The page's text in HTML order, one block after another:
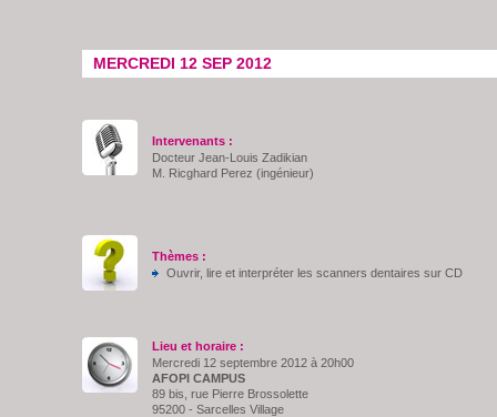
MERCREDI 12 SEP 2012
Intervenants :
Docteur Jean-Louis Zadikian
M. Ricghard Perez (ingénieur)
Thèmes :
Ouvrir, lire et interpréter les scanners dentaires sur CD
Lieu et horaire :
Mercredi 12 septembre 2012 à 20h00
AFOPI CAMPUS
89 bis, rue Pierre Brossolette
95200 - Sarcelles Village